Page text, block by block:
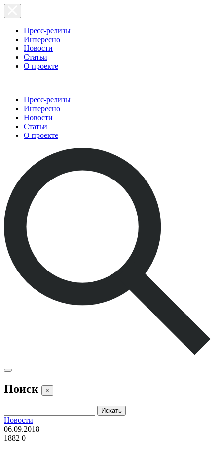
Пресс-релизы
Интересно
Новости
Статьи
О проекте
Пресс-релизы
Интересно
Новости
Статьи
О проекте
Поиск ×
Новости
06.09.2018
1882 0